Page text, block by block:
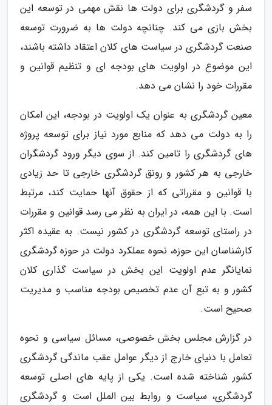
سفر و گردشگری برای دولت ها نقش مهمی در توسعه این
بخش بازی می کند. چنانچه دولت ها به ضرورت توسعه
صنعت گردشگری در سیاست های کلان اعتقاد داشته باشند،
این موضوع در اولویت های بودجه ای و تنظیم قوانین و
مقررات خود را نشان می دهد.
معین گردشگری به عنوان یک اولویت در بودجه، این امکان
را به دولت می دهد که منابع مورد نیاز برای توسعه پروژه
های گردشگری را تامین کند. از سوی دیگر ورود گردشگران
خارجی به هر کشور و رونق گردشگری خارجی تا حد زیادی
با قوانین و مقرراتی که از حقوق آنها حمایت کند، مرتبط
است. با این همه، در ایران به نظر می رسد قوانین و مقررات
در راستای توسعه گردشگری در کشور نیست. به عقیده اکثر
کارشناسان این حوزه، نحوه عملکرد دولت در حوزه گردشگری
نمایانگر عدم اولویت این بخش در سیاست گذاری کلان
کشور و به تبع آن عدم تخصیص بودجه مناسب و مدیریت
صحیح است.
در گزارش مجلس بخش خصوصی، مسائل سیاسی و نحوه
تعامل با دنیای خارج از دیگر عوامل عقب ماندگی گردشگری
کشور شناخته شده است. یکی از پایه های اصلی توسعه
گردشگری، سیاست و روابط بین الملل است و گردشگری